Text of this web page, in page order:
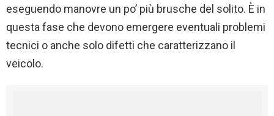
eseguendo manovre un po’ più brusche del solito. È in
questa fase che devono emergere eventuali problemi
tecnici o anche solo difetti che caratterizzano il
veicolo.